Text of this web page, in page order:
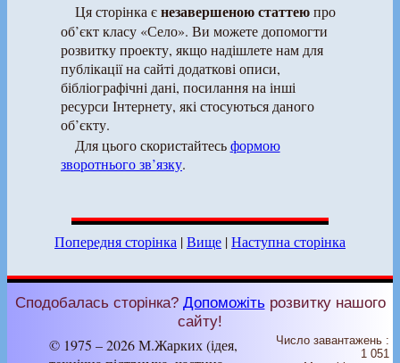
Ця сторінка єнезавершеною статтеюпро
об’єкт класу «Село». Ви можете допомогти
розвитку проекту, якщо надішлете нам для
публікації на сайті додаткові описи,
бібліографічні дані, посилання на інші
ресурси Інтернету, які стосуються даного
об’єкту.
Для цього скористайтесьформою
зворотнього зв’язку.
Попередня сторінка |Вище |Наступна сторінка
Сподобалась сторінка? Допоможіть розвитку нашого
сайту!
© 1975 – 2026 М.Жарких (ідея,
Число завантажень :
1 051